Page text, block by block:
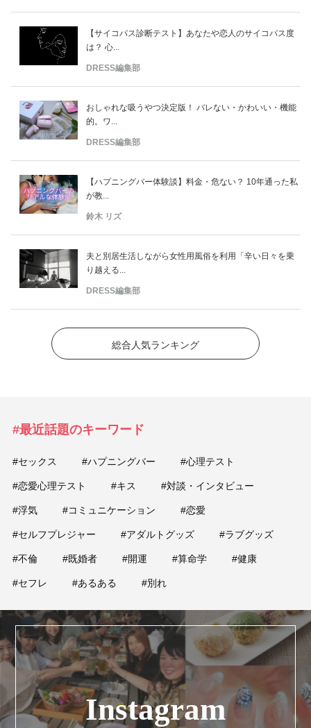
【サイコパス診断テスト】あなたや恋人のサイコパス度
は？ 心...
DRESS編集部
おしゃれな吸うやつ決定版！ バレない・かわいい・機能
的。ワ...
DRESS編集部
【ハプニングバー体験談】料金・危ない？ 10年通った私
が教...
鈴木 リズ
夫と別居生活しながら女性用風俗を利用「辛い日々を乗
り越える...
DRESS編集部
総合人気ランキング
#最近話題のキーワード
#セックス #ハプニングバー #心理テスト
#恋愛心理テスト #キス #対談・インタビュー
#浮気 #コミュニケーション #恋愛
#セルフプレジャー #アダルトグッズ #ラブグッズ
#不倫 #既婚者 #開運 #算命学 #健康
#セフレ #あるある #別れ
Instagram